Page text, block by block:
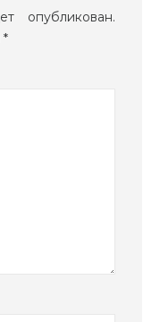
опубликован.
*